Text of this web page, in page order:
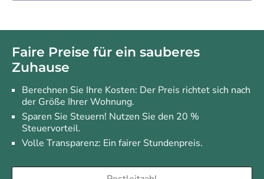
Faire Preise für ein sauberes
Zuhause
Berechnen Sie Ihre Kosten: Der Preis richtet sich nach
der Größe Ihrer Wohnung.
Sparen Sie Steuern! Nutzen Sie den 20 %
Steuervorteil.
Volle Transparenz: Ein fairer Stundenpreis.